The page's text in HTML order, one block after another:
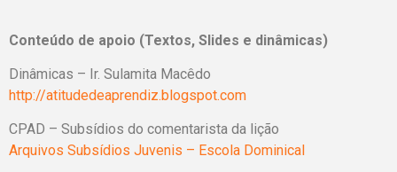
Conteúdo de apoio (Textos, Slides e dinâmicas)
Dinâmicas – Ir. Sulamita Macêdo
http://atitudedeaprendiz.blogspot.com
CPAD – Subsídios do comentarista da lição
Arquivos Subsídios Juvenis – Escola Dominical